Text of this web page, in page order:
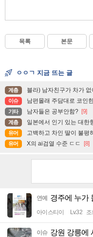
목록 본문
ㅇㅇㄱ 지금 뜨는 글
계층 블라) 남자친구가 차가
이슈 남편몰래 주담대로 코인
기타 남자들은 공부안함? [9]
계층 일본에서 인기 있는 대한
유머 고백하고 차인 딸이 불평
유머 X의 ai검열 수준 ㄷㄷ [8]
연예 경주에 누가
아이스티이 Lv.32 조
이슈 강원 강릉에